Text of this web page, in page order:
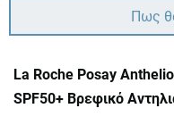
Πως
La Roche Posay
SPF50+ Βρεφικό